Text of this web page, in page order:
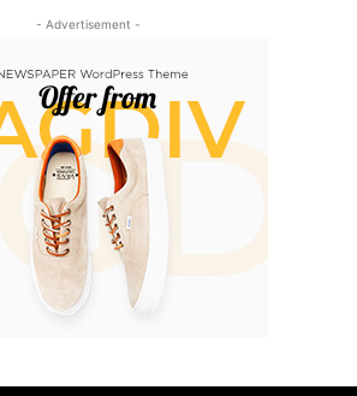
- Advertisement -